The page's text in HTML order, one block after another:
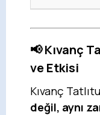
📢 Kıvanç
ve Etkisi
Kıvanç
değil, aynı